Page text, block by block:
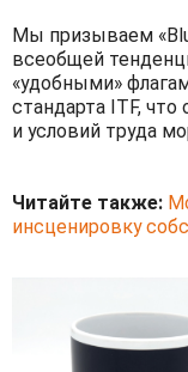
Мы призываем
всеобщей
«удобными»
стандарта ITF,
и условий труда
Читайте также:
инсценировку